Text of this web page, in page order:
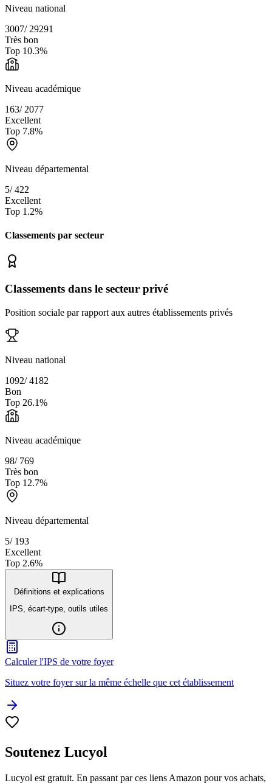
Niveau national
3007/ 29291
Très bon
Top 10.3%
Niveau académique
163/ 2077
Excellent
Top 7.8%
Niveau départemental
5/422
Excellent
Top 1.2%
Classements par secteur
Classements dans le secteur privé
Position sociale par rapport aux autres établissements privés
Niveau national
1092/4182
Bon
Top 26.1%
Niveau académique
98/ 769
Très bon
Top 12.7%
Niveau départemental
5/ 193
Excellent
Top 2.6%
Définitions et explications
IPS, écart-type, outils utiles
Calculer l'IPS de votre foyer
Situez votre foyer sur la même échelle que cet établissement
Soutenez Lucyol
Lucyol est gratuit. En passant par ces liens Amazon pour vos achats,